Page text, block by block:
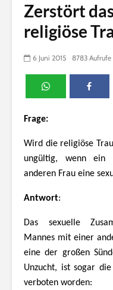
Zerstört
religiöse
6 Juni 2015 8783 Aufrufe
Frage:
Wird die religiöse
ungültig, wenn ein
anderen Frau eine
Antwort:
Das sexuelle
Mannes mit einer
eine der großen
Unzucht, ist sogar
verboten worden: